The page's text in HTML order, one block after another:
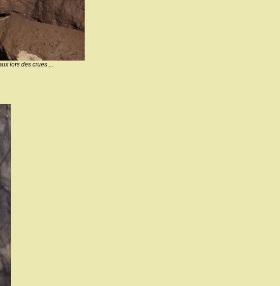
lors des crues ...